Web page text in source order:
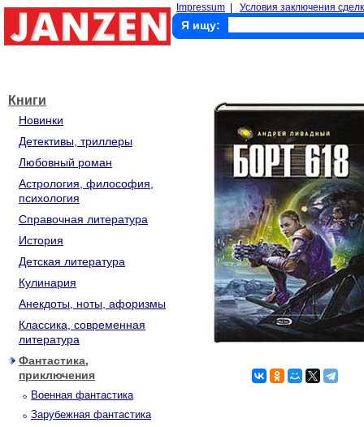
Impressum Условия заключения
Я ищу:
Книги
Новинки
Детективы, триллеры
Любовный роман
Астрология, философия,
психология
Справочная литература
История
Детская литература
Кулинария
Анекдоты, ноты, афоризмы
Классика, современная
литература
Фантастика,
приключения
Военная фантастика
Зарубежная фантастика